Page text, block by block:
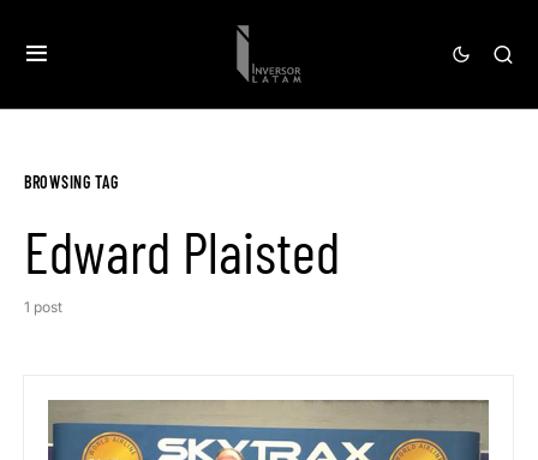
BROWSING TAG
Edward Plaisted
1 post